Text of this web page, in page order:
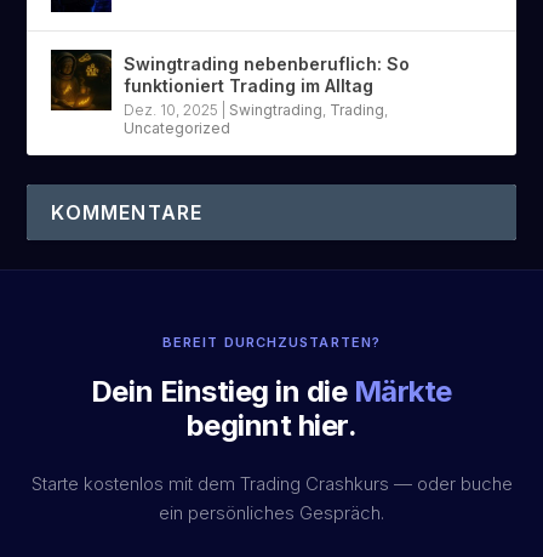
Swingtrading nebenberuflich: So
funktioniert Trading im Alltag
Dez. 10, 2025 Swingtrading Trading
Uncategorized
KOMMENTARE
BEREIT DURCHZUSTARTEN?
Dein Einstieg in die Märkte
beginnt hier.
Starte kostenlos mit dem Trading Crashkurs — oder buche
ein persönliches Gespräch.